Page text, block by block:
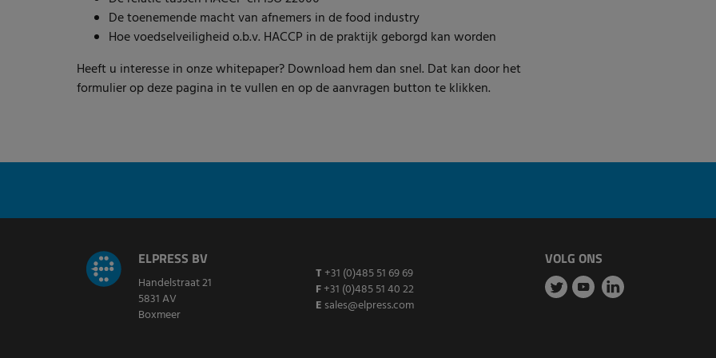
De toenemende macht van afnemers in de food industry
Hoe voedselveiligheid o.b.v. HACCP in de praktijk geborgd kan worden
Heeft u interesse in onze whitepaper? Download hem dan snel. Dat kan door het
formulier op deze pagina in te vullen en op de aanvragen button te klikken.
ELPRESS BV
Handelstraat 21
5831 AV
Boxmeer
T +31 (0)485 51 69 69
F+31 (0)485 51 40 22
E sales@elpress.com
VOLG ONS